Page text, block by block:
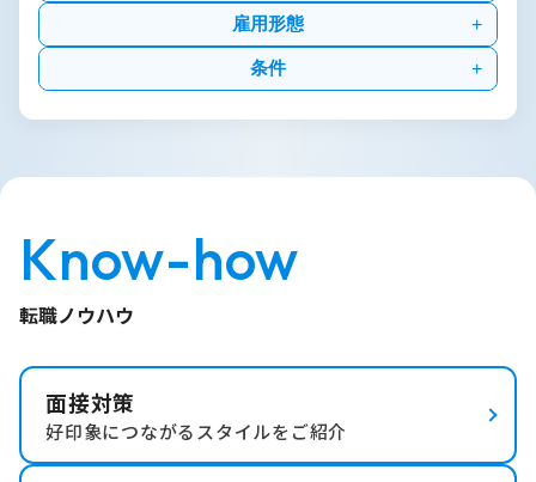
雇用形態
条件
Know-how
転職ノウハウ
面接対策
好印象につながるスタイルをご紹介